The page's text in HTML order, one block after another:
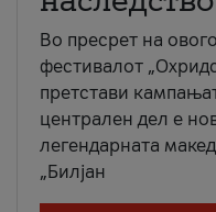
Во пресрет на
фестивалот
претстави
централен дел е
легендарната
„Билјан